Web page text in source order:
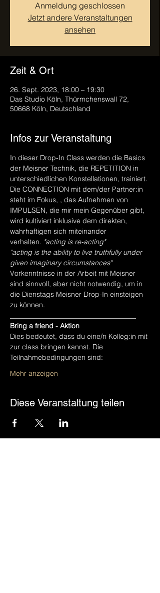
Anmeldung geschlossen
Jetzt andere Veranstaltungen
ansehen
Zeit & Ort
26. Sept. 2023, 18:00 – 19:30
Das Studio Köln, Thürmchenswall 72,
50668 Köln, Deutschland
Infos zur Veranstaltung
In dieser Drop-In Class werden die Basics
der Meisner Technik, die REPETITION in
unterschiedlichen Konstellationen, trainiert.
Die CONNECTION mit dem/der Partner:in
steht im Fokus, , das Aufnehmen von
IMPULSEN, die mir mein Gegenüber gibt,
wird kultiviert inklusive dem direkten,
wahrhaftigen sich miteinander
verhalten. "acting is re-acting"
"acting is the ability to live truthfully under
given imaginary circumstances"
Vorkenntnisse in der Arbeit mit Meisner
sind sinnvoll, aber nicht notwendig, um in
die Dienstags Meisner Drop-In einsteigen
zu können.
Bring a friend - Aktion
Dies bedeutet, dass du eine/n Kolleg:in mit
zur class bringen kannst. Die
Teilnahmebedingungen sind:
Mehr anzeigen
Diese Veranstaltung teilen